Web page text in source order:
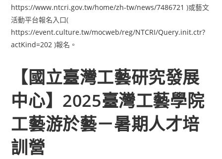
https://www.ntcri.gov.tw/home/zh-tw/news/7486721)或藝文
活動平台報名入口(
https://event.culture.tw/mocweb/reg/NTCRI/Query.init.ctr?
actKind=202)報名。
【國立臺灣工藝研究發展
中心】2025臺灣工藝學院
工藝游於藝－暑期人才培
訓營